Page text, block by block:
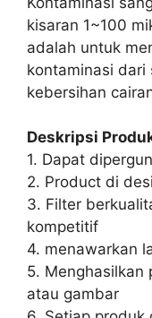
kisaran 1~100
adalah untuk
kontaminasi dari
kebersihan
Deskripsi
1. Dapat
2. Product di
3. Filter
kompetitif
4. menawarkan
5. Menghasilkan
atau gambar